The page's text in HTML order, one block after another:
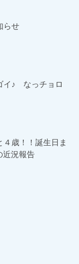
らせ
イ♪ なっチョロ
歳！！誕生日ま
近況報告